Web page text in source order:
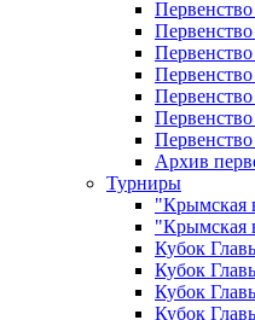
Архив
Турниры
"Крымская
"Крымская
Кубок
Кубок
Кубок
Кубок